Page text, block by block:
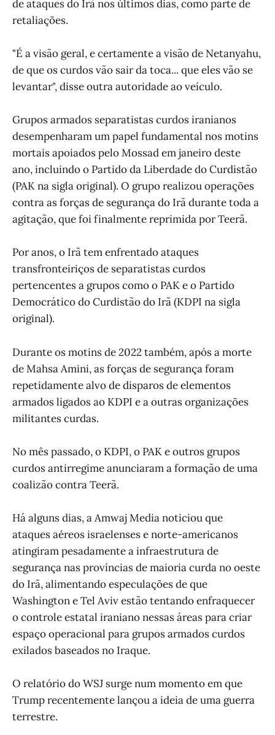
de ataques do Irã nos últimos dias, como parte de
retaliações.
"É a visão geral, e certamente a visão de Netanyahu,
de que os curdos vão sair da toca... que eles vão se
levantar", disse outra autoridade ao veículo.
Grupos armados separatistas curdos iranianos
desempenharam um papel fundamental nos motins
mortais apoiados pelo Mossad em janeiro deste
ano, incluindo o Partido da Liberdade do Curdistão
(PAK na sigla original). O grupo realizou operações
contra as forças de segurança do Irã durante toda a
agitação, que foi finalmente reprimida por Teerã.
Por anos, o Irã tem enfrentado ataques
transfronteiriços de separatistas curdos
pertencentes a grupos como o PAK e o Partido
Democrático do Curdistão do Irã (KDPI na sigla
original).
Durante os motins de 2022 também, após a morte
de Mahsa Amini, as forças de segurança foram
repetidamente alvo de disparos de elementos
armados ligados ao KDPI e a outras organizações
militantes curdas.
No mês passado, o KDPI, o PAK e outros grupos
curdos antirregime anunciaram a formação de uma
coalizão contra Teerã.
Há alguns dias, a Amwaj Media noticiou que
ataques aéreos israelenses e norte-americanos
atingiram pesadamente a infraestrutura de
segurança nas províncias de maioria curda no oeste
do Irã, alimentando especulações de que
Washington e Tel Aviv estão tentando enfraquecer
o controle estatal iraniano nessas áreas para criar
espaço operacional para grupos armados curdos
exilados baseados no Iraque.
O relatório do WSJ surge num momento em que
Trump recentemente lançou a ideia de uma guerra
terrestre.